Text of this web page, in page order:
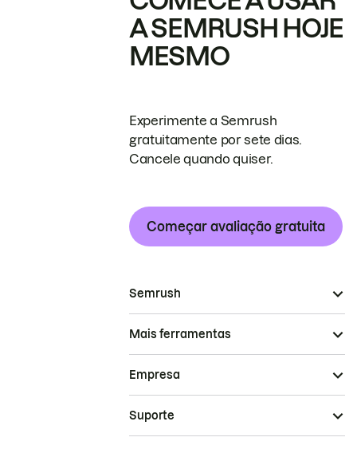
A SEMRUSH HOJE
MESMO
Experimente a Semrush
gratuitamente por sete dias.
Cancele quando quiser.
Começar avaliação gratuita
Semrush
Mais ferramentas
Empresa
Suporte